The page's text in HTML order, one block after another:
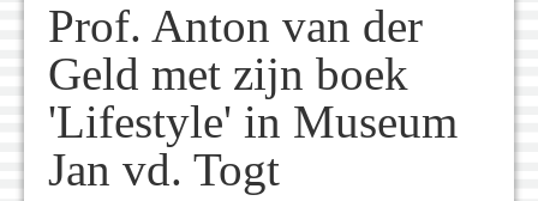
Prof. Anton van der
Geld met zijn boek
'Lifestyle' in Museum
Jan vd. Togt